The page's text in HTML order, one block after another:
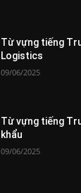
Từ vựng tiếng
Logistics
09/06/2025
Từ vựng tiếng
khẩu
09/06/2025